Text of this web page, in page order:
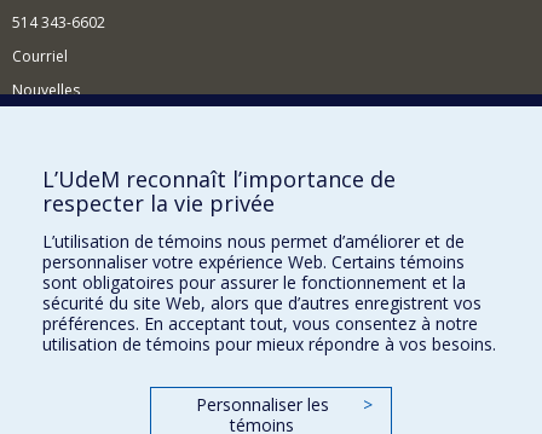
514 343-6602
Courriel
Nouvelles
Comment soutenir le Département?
BESOIN D'AIDE?
Plan du site
Signaler une erreur
Accessibilité
FACULTÉ DES ARTS ET DES SCIENCES
Nos départements et écoles
L’UdeM reconnaît l’importance de
respecter la vie privée
L’utilisation de témoins nous permet d’améliorer et de
personnaliser votre expérience Web. Certains témoins
sont obligatoires pour assurer le fonctionnement et la
sécurité du site Web, alors que d’autres enregistrent vos
préférences. En acceptant tout, vous consentez à notre
utilisation de témoins pour mieux répondre à vos besoins.
Personnaliser les
témoins
>